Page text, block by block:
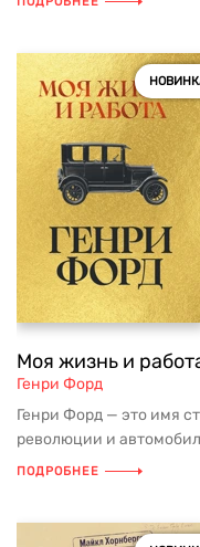
Моя жизнь и
Генри Форд
Генри Форд — это имя
революции и
ПОДРОБНЕЕ